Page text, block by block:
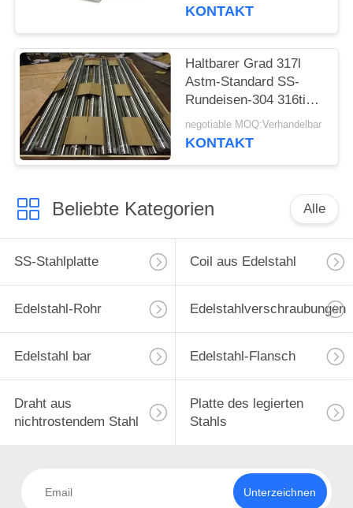
KONTAKT
Haltbarer Grad 317l
Astm-Standard SS-
Rundeisen-304 316ti
316n 317
negotiable MOQ:Verhandelbar
KONTAKT
Beliebte Kategorien Alle
SS-Stahlplatte Coil aus Edelstahl
Edelstahl-Rohr Edelstahlverschraubungen
Edelstahl bar Edelstahl-Flansch
Draht aus
nichtrostendem Stahl
Platte des legierten
Stahls
Unterzeichnen